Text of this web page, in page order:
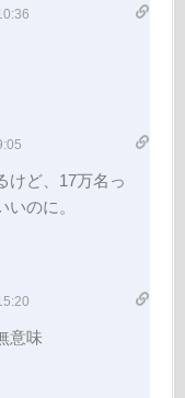
けど、17万名っ
のに。
意味